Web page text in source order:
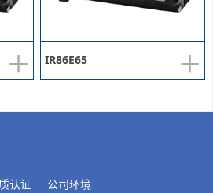
+ +
IR86E65
认证 公司环境